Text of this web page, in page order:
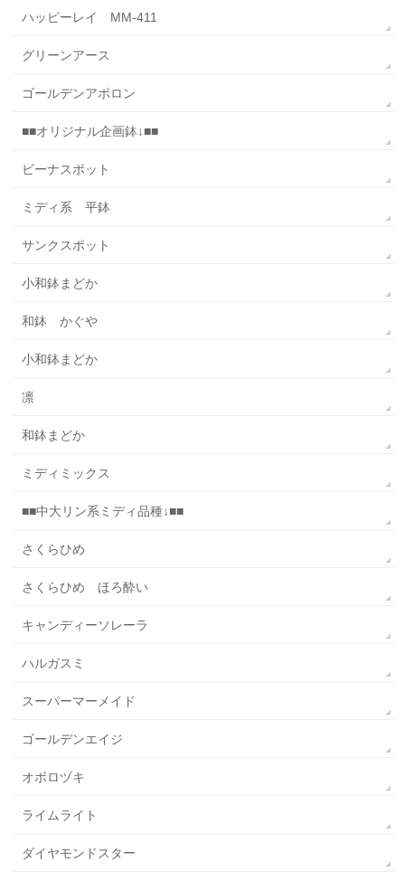
ハッピーレイ MM-411
グリーンアース
ゴールデンアポロン
■■オリジナル企画鉢↓■■
ビーナスポット
ミディ系 平鉢
サンクスポット
小和鉢まどか
和鉢 かぐや
小和鉢まどか
凛
和鉢まどか
ミディミックス
■■中大リン系ミディ品種↓■■
さくらひめ
さくらひめ ほろ酔い
キャンディーソレーラ
ハルガスミ
スーパーマーメイド
ゴールデンエイジ
オボロヅキ
ライムライト
ダイヤモンドスター